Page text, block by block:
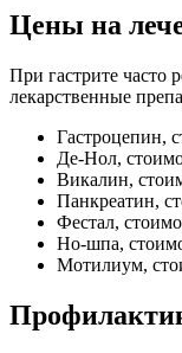
Цены на
При гастрите часто
лекарственные
Гастроцепин,
Де-Нол,
Викалин,
Панкреатин,
Фестал,
Но-шпа,
Мотилиум,